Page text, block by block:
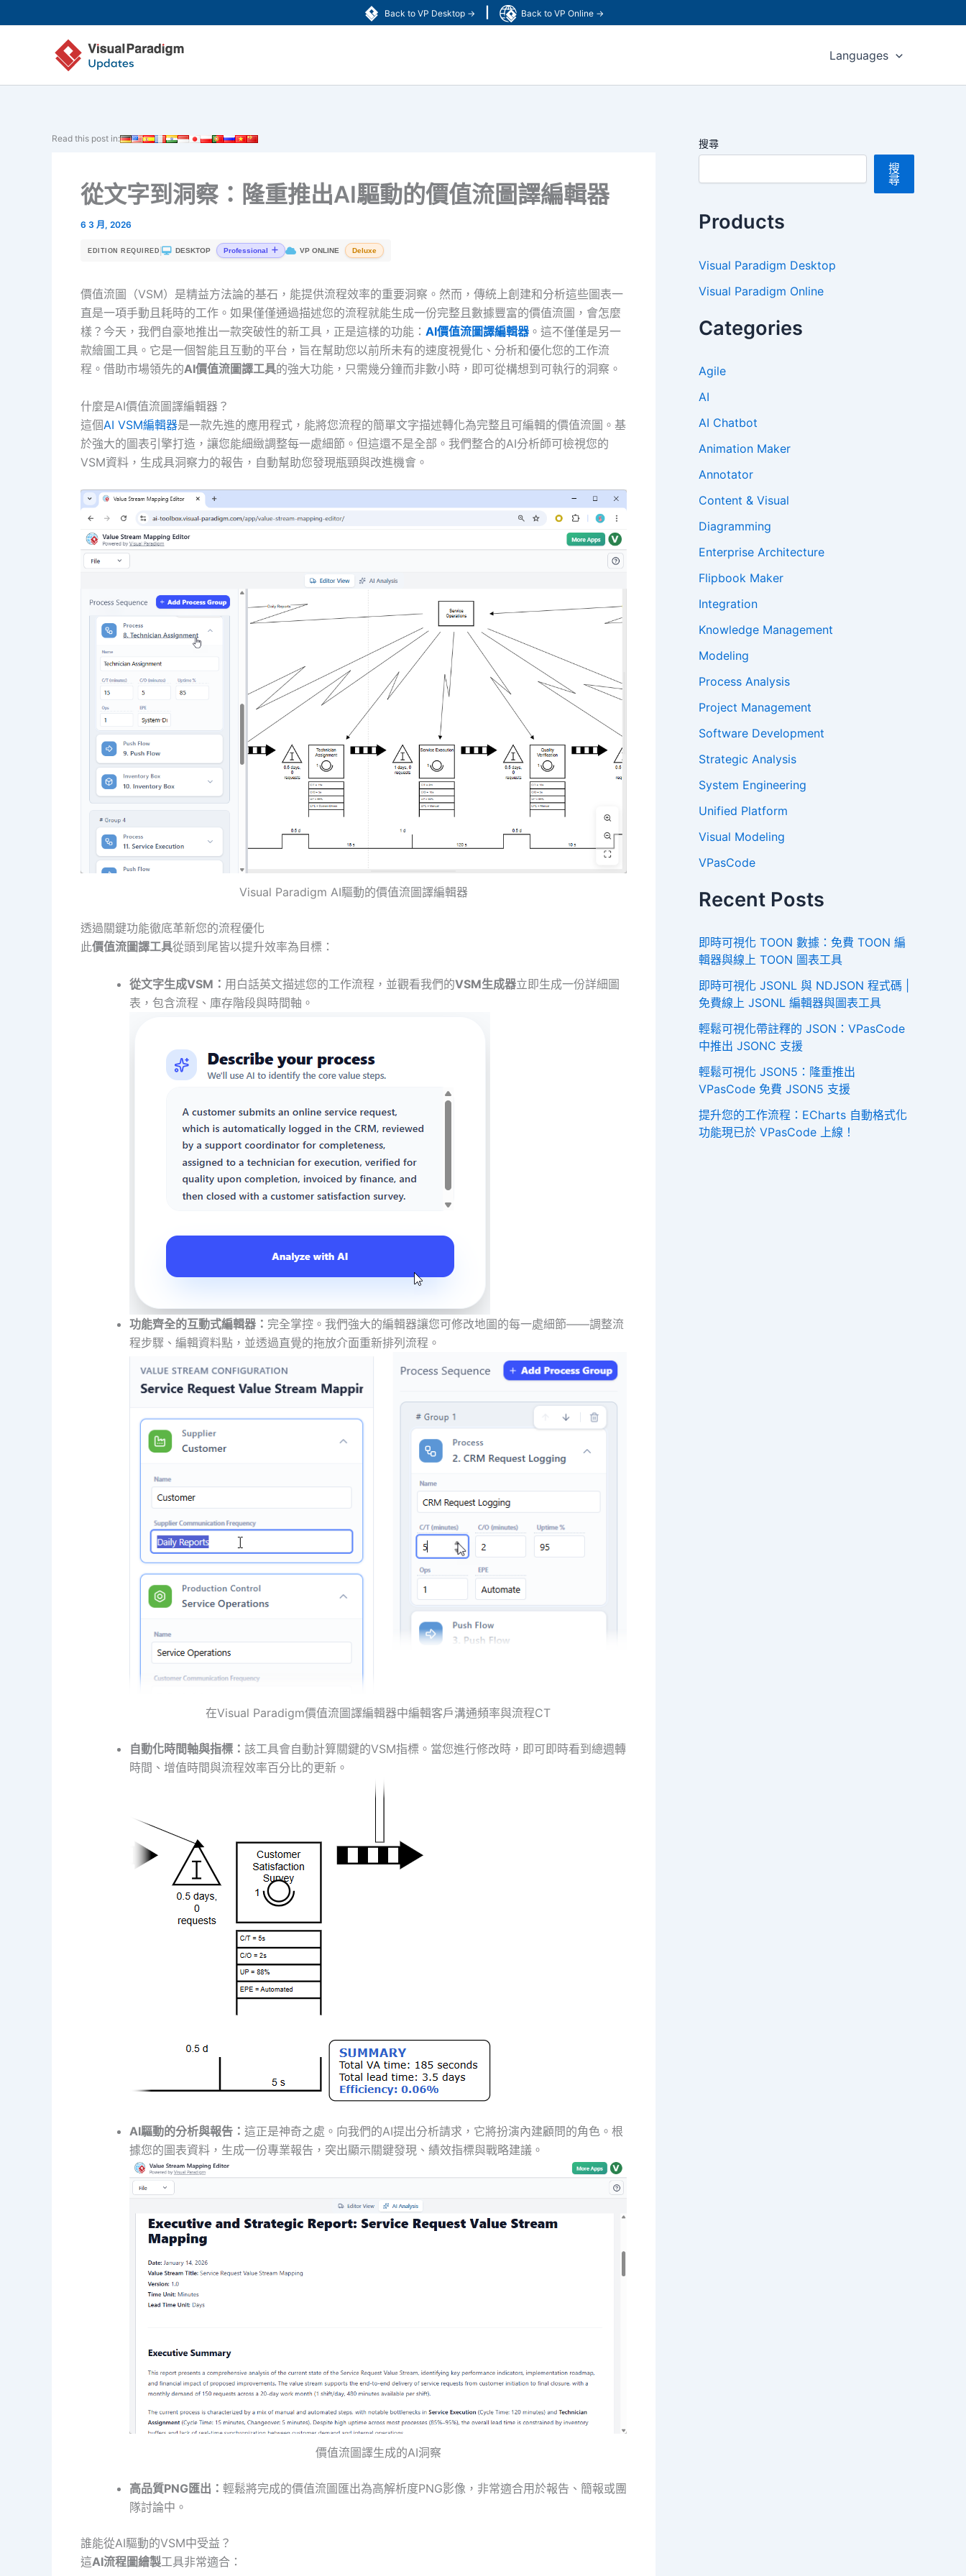
Back to VP Desktop → Back to VP Online →
至
內
Languages
Read this post in:
從文字到洞察：隆重推出AI驅動的價值流圖譯編輯器
6 3 月, 2026
EDITION REQUIRED DESKTOP Professional VP ONLINE Deluxe
價值流圖（VSM）是精益方法論的基石，能提供流程效率的重要洞察。然而，傳統上創建和分析這些圖表一
直是一項手動且耗時的工作。如果僅僅通過描述您的流程就能生成一份完整且數據豐富的價值流圖，會怎麼
樣？今天，我們自豪地推出一款突破性的新工具，正是這樣的功能： AI價值流圖譯編輯器 。這不僅僅是另一
款繪圖工具。它是一個智能且互動的平台，旨在幫助您以前所未有的速度視覺化、分析和優化您的工作流
程。借助市場領先的AI價值流圖譯工具的強大功能，只需幾分鐘而非數小時，即可從構想到可執行的洞察。
什麼是AI價值流圖譯編輯器？
這個AI VSM編輯器是一款先進的應用程式，能將您流程的簡單文字描述轉化為完整且可編輯的價值流圖。基
於強大的圖表引擎打造，讓您能細緻調整每一處細節。但這還不是全部。我們整合的AI分析師可檢視您的
VSM資料，生成具洞察力的報告，自動幫助您發現瓶頸與改進機會。
Visual Paradigm AI驅動的價值流圖譯編輯器
透過關鍵功能徹底革新您的流程優化
此價值流圖譯工具從頭到尾皆以提升效率為目標：
從文字生成VSM： 用白話英文描述您的工作流程，並觀看我們的VSM生成器立即生成一份詳細圖
表，包含流程、庫存階段與時間軸。
功能齊全的互動式編輯器： 完全掌控。我們強大的編輯器讓您可修改地圖的每一處細節——調整流
程步驟、編輯資料點，並透過直覺的拖放介面重新排列流程。
在Visual Paradigm價值流圖譯編輯器中編輯客戶溝通頻率與流程CT
自動化時間軸與指標： 該工具會自動計算關鍵的VSM指標。當您進行修改時，即可即時看到總週轉
時間、增值時間與流程效率百分比的更新。
AI驅動的分析與報告： 這正是神奇之處。向我們的AI提出分析請求，它將扮演內建顧問的角色。根
據您的圖表資料，生成一份專業報告，突出顯示關鍵發現、績效指標與戰略建議。
價值流圖譯生成的AI洞察
高品質PNG匯出： 輕鬆將完成的價值流圖匯出為高解析度PNG影像，非常適合用於報告、簡報或團
隊討論中。
誰能從AI驅動的VSM中受益？
這AI流程圖繪製工具非常適合：
搜尋
搜
尋
Products
Visual Paradigm Desktop
Visual Paradigm Online
Categories
Agile
AI
AI Chatbot
Animation Maker
Annotator
Content & Visual
Diagramming
Enterprise Architecture
Flipbook Maker
Integration
Knowledge Management
Modeling
Process Analysis
Project Management
Software Development
Strategic Analysis
System Engineering
Unified Platform
Visual Modeling
VPasCode
Recent Posts
即時可視化 TOON 數據：免費 TOON 編
輯器與線上 TOON 圖表工具
即時可視化 JSONL 與 NDJSON 程式碼 |
免費線上 JSONL 編輯器與圖表工具
輕鬆可視化帶註釋的 JSON：VPasCode
中推出 JSONC 支援
輕鬆可視化 JSON5：隆重推出
VPasCode 免費 JSON5 支援
提升您的工作流程：ECharts 自動格式化
功能現已於 VPasCode 上線！